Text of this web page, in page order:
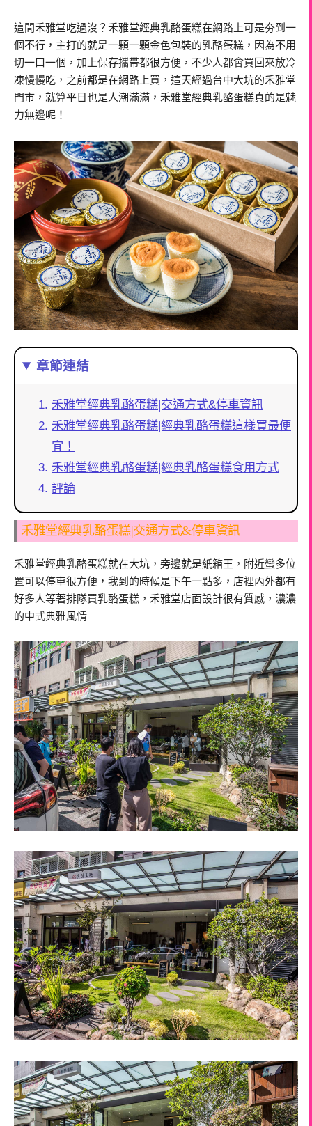
這間禾雅堂吃過沒？禾雅堂經典乳酪蛋糕在網路上可是夯到一
個不行，主打的就是一顆一顆金色包裝的乳酪蛋糕，因為不用
切一口一個，加上保存攜帶都很方便，不少人都會買回來放冷
凍慢慢吃，之前都是在網路上買，這天經過台中大坑的禾雅堂
門市，就算平日也是人潮滿滿，禾雅堂經典乳酪蛋糕真的是魅
力無邊呢！
章節連結
禾雅堂經典乳酪蛋糕|交通方式&停車資訊
禾雅堂經典乳酪蛋糕|經典乳酪蛋糕這樣買最便
宜！
禾雅堂經典乳酪蛋糕|經典乳酪蛋糕食用方式
評論
禾雅堂經典乳酪蛋糕|交通方式&停車資訊
禾雅堂經典乳酪蛋糕就在大坑，旁邊就是紙箱王，附近蠻多位
置可以停車很方便，我到的時候是下午一點多，店裡內外都有
好多人等著排隊買乳酪蛋糕，禾雅堂店面設計很有質感，濃濃
的中式典雅風情